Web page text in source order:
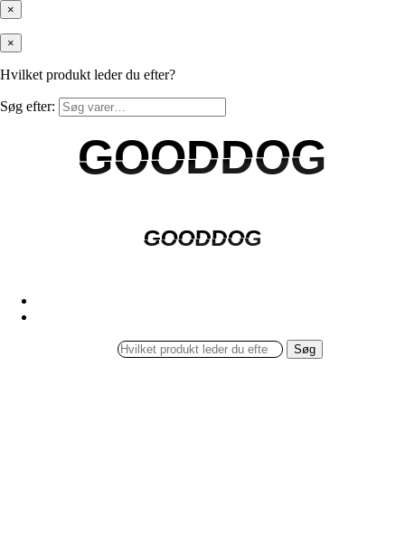
×
×
Hvilket produkt leder du efter?
Søg efter:
GOODDOG
GOODDOG
GOODDOG
GOODDOG
Søg